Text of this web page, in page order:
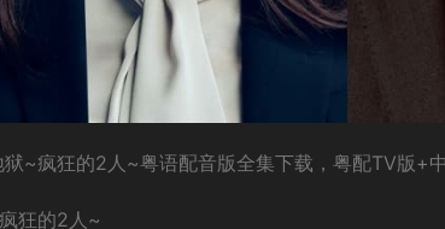
~疯狂的2人~粤语配音版全集下载，粤配TV版+
狂的2人~